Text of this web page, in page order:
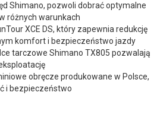
Shimano, pozwoli dobrać optymalne
różnych warunkach
XCE DS, który zapewnia redukcję
komfort i bezpieczeństwo jazdy
tarczowe Shimano TX805 pozwalają
obręcze produkowane w Polsce,
i bezpieczeństwo